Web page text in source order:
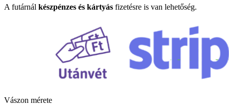
A futárnál készpénzes és kártyás fizetésre is van lehetőség.
Vászon mérete